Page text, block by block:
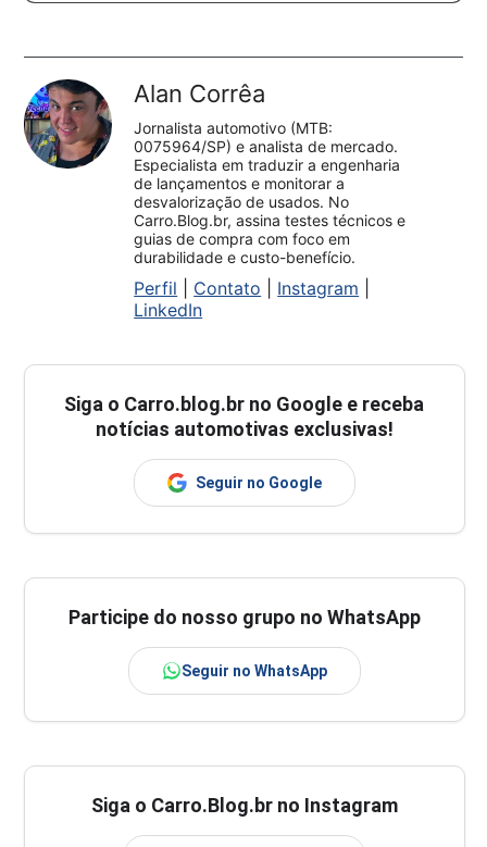
Alan Corrêa
Jornalista automotivo (MTB:
0075964/SP) e analista de mercado.
Especialista em traduzir a engenharia
de lançamentos e monitorar a
desvalorização de usados. No
Carro.Blog.br, assina testes técnicos e
guias de compra com foco em
durabilidade e custo-benefício.
Perfil Contato Instagram
LinkedIn
Siga o Carro.blog.br no Google e receba
notícias automotivas exclusivas!
Seguir no Google
Participe do nosso grupo no WhatsApp
Seguir no WhatsApp
Siga o Carro.Blog.br no Instagram